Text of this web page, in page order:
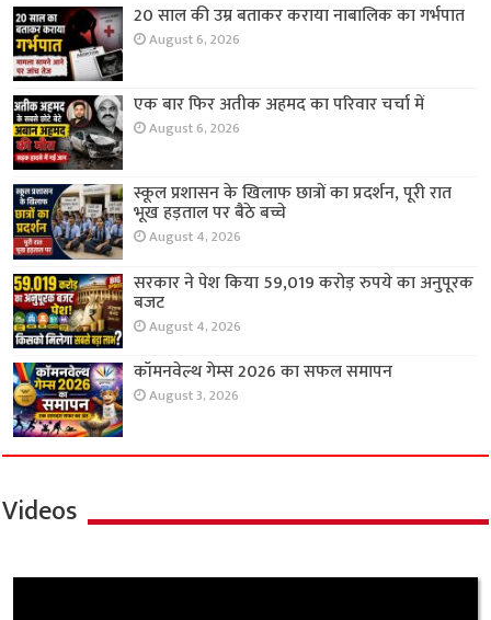
20 साल की उम्र बताकर कराया नाबालिक का गर्भपात
August 6, 2026
एक बार फिर अतीक अहमद का परिवार चर्चा में
August 6, 2026
स्कूल प्रशासन के खिलाफ छात्रों का प्रदर्शन, पूरी रात
भूख हड़ताल पर बैठे बच्चे
August 4, 2026
सरकार ने पेश किया 59,019 करोड़ रुपये का अनुपूरक
बजट
August 4, 2026
कॉमनवेल्थ गेम्स 2026 का सफल समापन
August 3, 2026
Videos